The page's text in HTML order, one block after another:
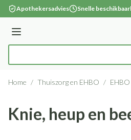
Ga naar de inhoud
Apothekersadvies Snelle
Menu
Home / Thuiszorg en EHBO / EHBO
Knie, heup en